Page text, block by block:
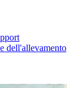
dell'allevamento